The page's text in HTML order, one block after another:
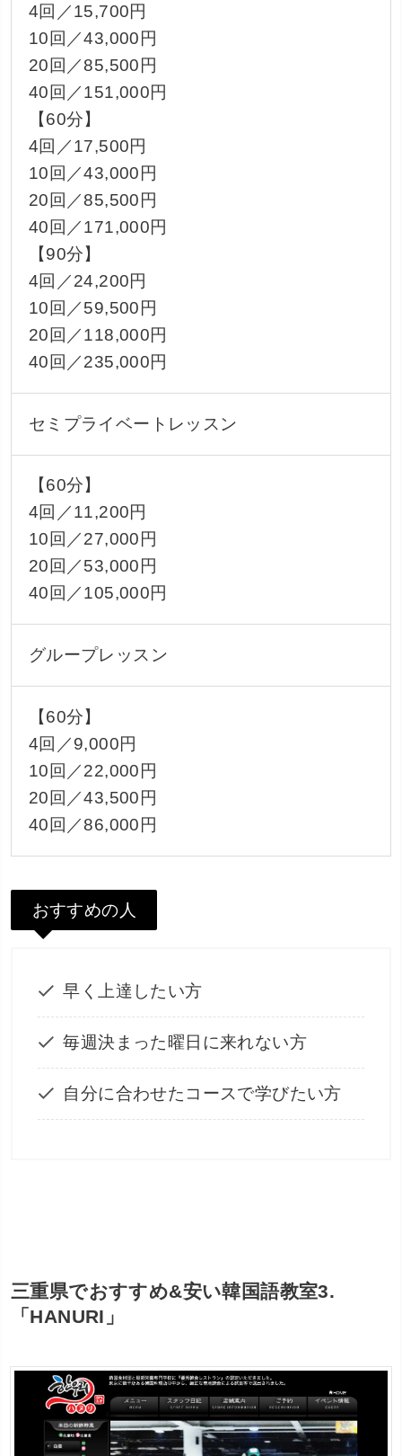
4回／15,700円
10回／43,000円
20回／85,500円
40回／151,000円
【60分】
4回／17,500円
10回／43,000円
20回／85,500円
40回／171,000円
【90分】
4回／24,200円
10回／59,500円
20回／118,000円
40回／235,000円
セミプライベートレッスン
【60分】
4回／11,200円
10回／27,000円
20回／53,000円
40回／105,000円
グループレッスン
【60分】
4回／9,000円
10回／22,000円
20回／43,500円
40回／86,000円
おすすめの人
早く上達したい方
毎週決まった曜日に来れない方
自分に合わせたコースで学びたい方
三重県でおすすめ&安い韓国語教室3.
「HANURI」